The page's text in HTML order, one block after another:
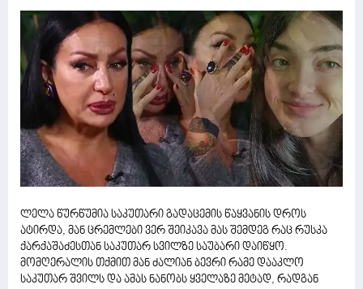
ლელა წურწუმია საკუთარი გადაცემის წაყვანის დროს
ატირდა, მან ცრემლები ვერ შეიკავა მას შემდეგ რაც რუსკა
ქარქაშაძესთან საკუთარ სვილზე საუბარი დაიწყო.
მომღერალის თქმით მან ძალიან ბევრი რამე დააკლო
საკუთარ შვილს და ამას ნანობს ყველაზე მეტად, რადგან